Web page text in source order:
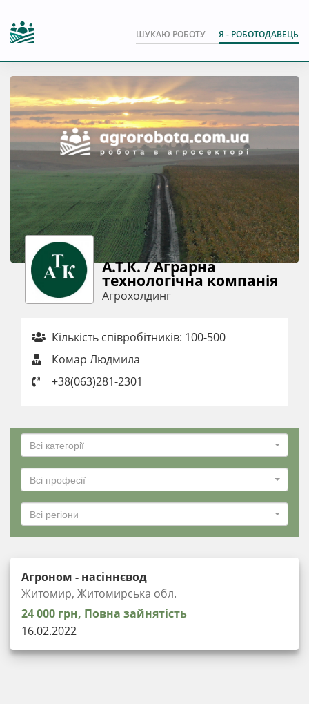
ШУКАЮ РОБОТУ Я - РОБОТОДАВЕЦЬ
А.Т.К. / Аграрна
технологічна компанія
Агрохолдинг
Кількість співробітників: 100-500
Комар Людмила
+38(063)281-2301
Всі категорії
Всі професії
Всі регіони
Агроном - насіннєвод
Житомир, Житомирська обл.
24 000 грн, Повна зайнятість
16.02.2022